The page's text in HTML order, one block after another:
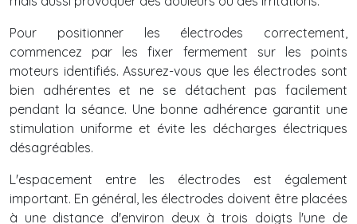
Pour positionner les électrodes correctement,
commencez par les fixer fermement sur les points
moteurs identifiés. Assurez-vous que les électrodes sont
bien adhérentes et ne se détachent pas facilement
pendant la séance. Une bonne adhérence garantit une
stimulation uniforme et évite les décharges électriques
désagréables.
L'espacement entre les électrodes est également
important. En général, les électrodes doivent être placées
à une distance d'environ deux à trois doigts l'une de